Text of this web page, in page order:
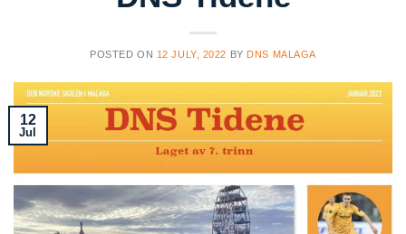
POSTED ON 12 JULY, 2022 BY DNS MALAGA
12
Jul